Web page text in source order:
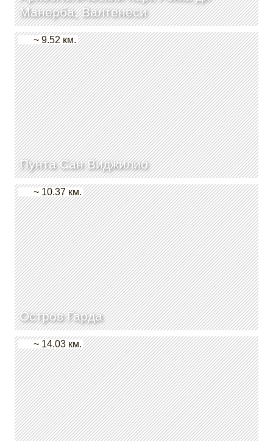
Манерба, Валтенеси
Пунта Сан Виджилио
~ 9.52 км.
Остров Гарда
~ 10.37 км.
~ 14.03 км.